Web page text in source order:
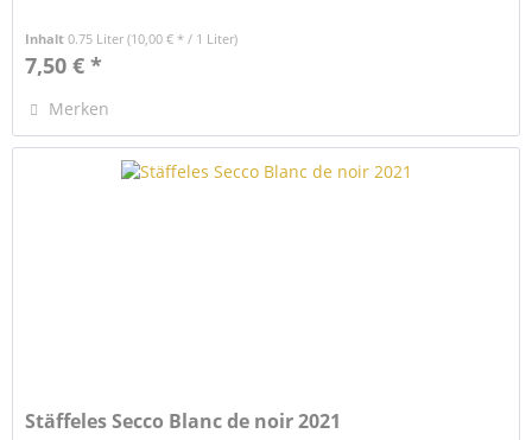
Inhalt0.75 Liter(10,00 € * / 1 Liter)
7,50 € *
Merken
Stäffeles Secco Blanc de noir 2021